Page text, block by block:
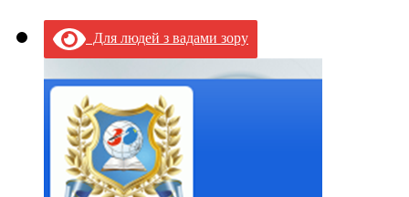
Для людей з вадами зору